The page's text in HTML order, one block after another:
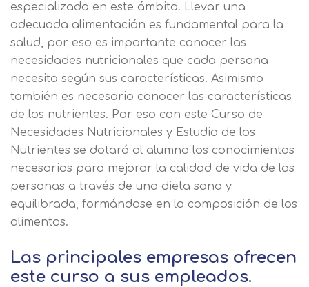
especializada en este ámbito. Llevar una
adecuada alimentación es fundamental para la
salud, por eso es importante conocer las
necesidades nutricionales que cada persona
necesita según sus características. Asimismo
también es necesario conocer las características
de los nutrientes. Por eso con este Curso de
Necesidades Nutricionales y Estudio de los
Nutrientes se dotará al alumno los conocimientos
necesarios para mejorar la calidad de vida de las
personas a través de una dieta sana y
equilibrada, formándose en la composición de los
alimentos.
Las principales empresas ofrecen
este curso a sus empleados.